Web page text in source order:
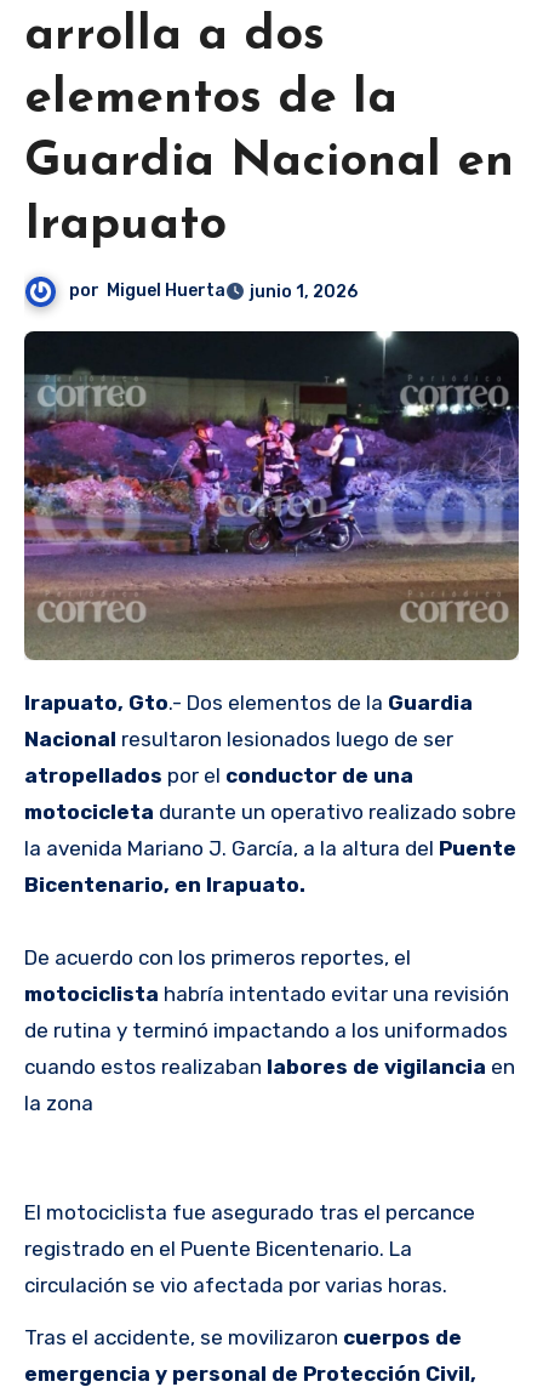
arrolla a dos
elementos de la
Guardia Nacional en
Irapuato
por Miguel Huerta junio 1, 2026
Irapuato, Gto.- Dos elementos de la Guardia
Nacional resultaron lesionados luego de ser
atropellados por el conductor de una
motocicleta durante un operativo realizado sobre
la avenida Mariano J. García, a la altura del Puente
Bicentenario, en Irapuato.
De acuerdo con los primeros reportes, el
motociclista habría intentado evitar una revisión
de rutina y terminó impactando a los uniformados
cuando estos realizaban labores de vigilancia en
la zona
El motociclista fue asegurado tras el percance
registrado en el Puente Bicentenario. La
circulación se vio afectada por varias horas.
Tras el accidente, se movilizaron cuerpos de
emergencia y personal de Protección Civil,